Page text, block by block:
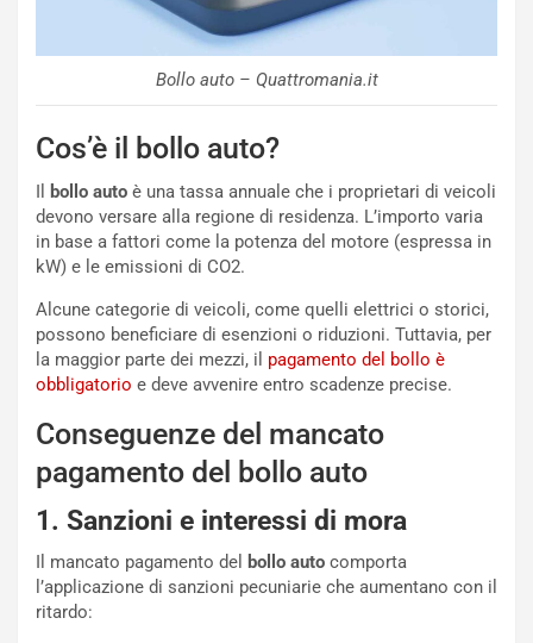
Bollo auto – Quattromania.it
Cos’è il bollo auto?
bollo auto è una tassa annuale che i proprietari di veicoli
devono versare alla regione di residenza. L’importo varia
in base a fattori come la potenza del motore (espressa in
kW) e le emissioni di CO2.
Alcune categorie di veicoli, come quelli elettrici o storici,
possono beneficiare di esenzioni o riduzioni. Tuttavia, per
la maggior parte dei mezzi, il pagamento del bollo è
obbligatorio e deve avvenire entro scadenze precise.
Conseguenze del mancato
pagamento del bollo auto
1. Sanzioni e interessi di mora
Il mancato pagamento del bollo auto comporta
l’applicazione di sanzioni pecuniarie che aumentano con il
ritardo:
NOTIZIE
s
s
a
Q
a
s
h
a
e